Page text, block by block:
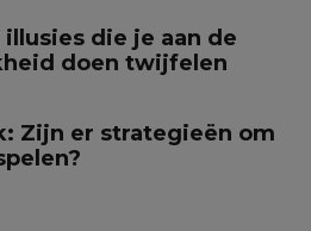
die je aan de
doen twijfelen
Zijn er strategieën om